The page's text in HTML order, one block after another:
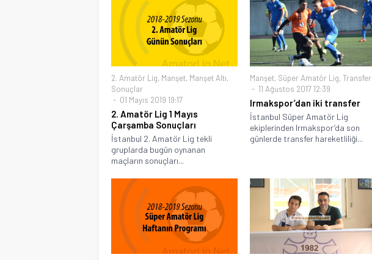
2. Amatör Lig, Manşet, Manşet Altı,
Sonuçlar
01 Mayıs 2019 19:17
2. Amatör Lig 1 Mayıs
Çarşamba Sonuçları
İstanbul 2. Amatör Lig tekli
gruplarda bugün oynanan
maçların sonuçları...
Manşet, Süper Amatör Lig, Transfer
11 Ağustos 2017 12:39
Irmakspor’dan iki transfer
İstanbul Süper Amatör Lig
ekiplerinden Irmakspor’da son
günlerde transfer hareketliliği...